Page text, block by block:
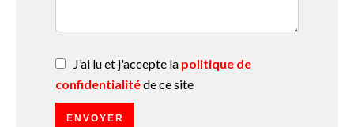
J’ai lu et j'accepte la politique de
confidentialitéde ce site
ENVOYER